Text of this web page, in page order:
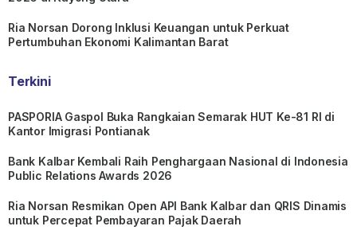
Ria Norsan Dorong Inklusi Keuangan untuk Perkuat
Pertumbuhan Ekonomi Kalimantan Barat
Terkini
PASPORIA Gaspol Buka Rangkaian Semarak HUT Ke-81 RI di
Kantor Imigrasi Pontianak
Bank Kalbar Kembali Raih Penghargaan Nasional di Indonesia
Public Relations Awards 2026
Ria Norsan Resmikan Open API Bank Kalbar dan QRIS Dinamis
untuk Percepat Pembayaran Pajak Daerah